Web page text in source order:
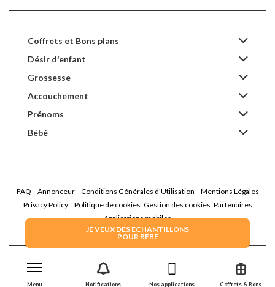
Coffrets & Bons
Nos applications
Notifications
Menu
JE VEUX DES ECHANTILLONS
POUR BEBE
Coffrets et Bons plans
Désir d'enfant
Grossesse
Accouchement
Prénoms
Bébé
FAQ Annonceur Conditions Générales d'Utilisation
Mentions Légales
Privacy Policy
Politique de cookies Gestion des cookies Partenaires
Applications mobiles
2026 Family Service - La Boîte Rose